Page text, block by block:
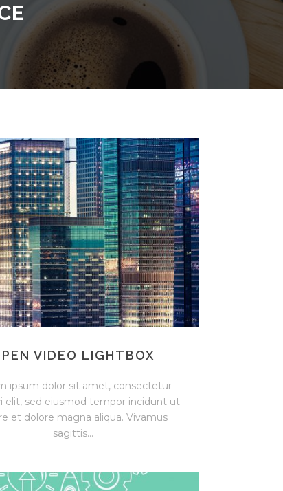
VIDEO LIGHTBOX
ipsum dolor sit amet, consectetur
elit, sed eiusmod tempor incidunt ut
et dolore magna aliqua. Vivamus
sagittis...